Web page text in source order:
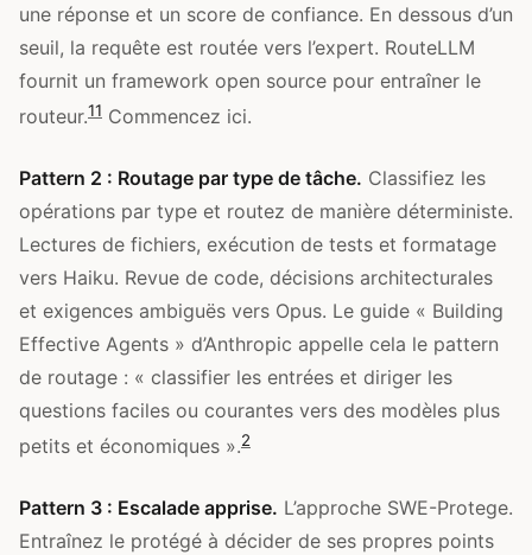
une réponse et un score de confiance. En dessous d’un
seuil, la requête est routée vers l’expert. RouteLLM
fournit un framework open source pour entraîner le
routeur.11 Commencez ici.
Pattern 2 : Routage par type de tâche. Classifiez les
opérations par type et routez de manière déterministe.
Lectures de fichiers, exécution de tests et formatage
vers Haiku. Revue de code, décisions architecturales
et exigences ambiguës vers Opus. Le guide « Building
Effective Agents » d’Anthropic appelle cela le pattern
de routage : « classifier les entrées et diriger les
questions faciles ou courantes vers des modèles plus
petits et économiques ».2
Pattern 3 : Escalade apprise. L’approche SWE-Protege.
Entraînez le protégé à décider de ses propres points